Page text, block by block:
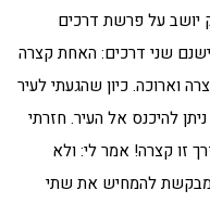
יושב על פרשת דרכים
שני דרכים: האחת קצרה
וארוכה. כיון שהגעתי לעיר
להיכנס אל העיר. חזרתי
זו קצרה! אמר לי: ולא
מבקשת להמחיש את שתי